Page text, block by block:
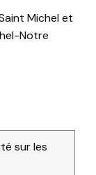
Michel et
Notre
sur les